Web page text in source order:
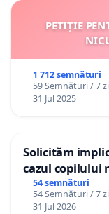
PETIȚIE
1 712 semnături
59 Semnături / 7
31 Jul 2025
Solicităm
cazul copilului
Gheorghe,
12 ani
54 semnături
54 Semnături / 7
31 Jul 2026